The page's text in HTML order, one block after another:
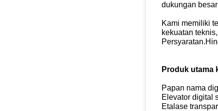
dukungan
Kami memiliki
kekuatan
Produk utama
Papan nama
Elevator digital
Etalase